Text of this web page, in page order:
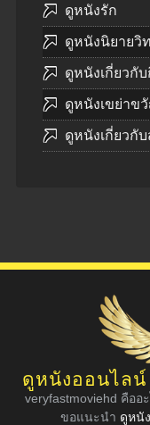
ดูหนังรัก
ดูหนังนิยายวิ
ดูหนังเกี่ยวกั
ดูหนังเขย่าข
ดูหนังเกี่ยวกั
ดูหนังออนไล
veryfastmoviehd คืออ
ขอแนะนำ ดูหนั